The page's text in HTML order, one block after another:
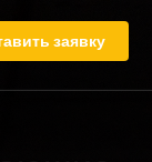
заявку